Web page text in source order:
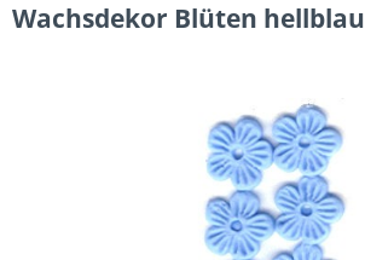
Wachsdekor Blüten hellblau